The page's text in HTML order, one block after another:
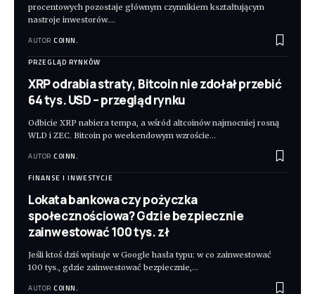
procentowych pozostaje głównym czynnikiem kształtującym
nastroje inwestorów.…
AUTOR COINN.
PRZEGLĄD RYNKÓW
XRP odrabia straty, Bitcoin nie zdołał przebić
64 tys. USD – przegląd rynku
Odbicie XRP nabiera tempa, a wśród altcoinów najmocniej rosną
WLD i ZEC. Bitcoin po weekendowym wzroście…
AUTOR COINN.
FINANSE I INWESTYCJE
Lokata bankowa czy pożyczka
społecznościowa? Gdzie bezpiecznie
zainwestować 100 tys. zł
Jeśli ktoś dziś wpisuje w Google hasła typu: w co zainwestować
100 tys., gdzie zainwestować bezpiecznie,…
AUTOR COINN.